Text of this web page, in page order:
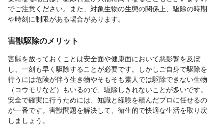
でご注意ください。また、対象生物の生態の関係上、駆除の時期
や時刻に制限がある場合があります。
害獣駆除のメリット
害獣を放っておくことは安全面や健康面において悪影響を及ぼ
し、一刻も早く駆除することが必要です。しかしご自身で駆除を
行うには危険が伴う生き物やそもそも素人では駆除できない生物
（コウモリなど）もいるので、駆除しきれないことが多いです。
安全で確実に行うためには、知識と経験を積んだプロに任せるの
が一番です。害獣問題を解決して、衛生的で快適な生活を取り戻
しましょう。